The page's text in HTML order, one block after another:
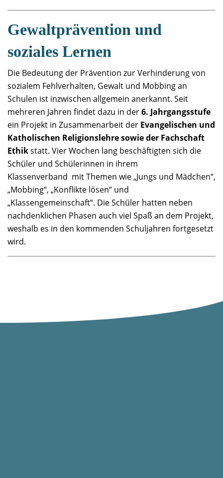
Gewaltprävention und
soziales Lernen
Die Bedeutung der Prävention zur Verhinderung von
sozialem Fehlverhalten, Gewalt und Mobbing an
Schulen ist inzwischen allgemein anerkannt. Seit
mehreren Jahren findet dazu in der6. Jahrgangsstufe
ein Projekt in Zusammenarbeit der Evangelischen und
Katholischen Religionslehre sowie der Fachschaft
Ethikstatt. Vier Wochen lang beschäftigten sich die
Schüler und Schülerinnen in ihrem
Klassenverband mit Themen wie „Jungs und Mädchen“,
„Mobbing“, „Konflikte lösen“ und
„Klassengemeinschaft“. Die Schüler hatten neben
nachdenklichen Phasen auch viel Spaß an dem Projekt,
weshalb es in den kommenden Schuljahren fortgesetzt
wird.